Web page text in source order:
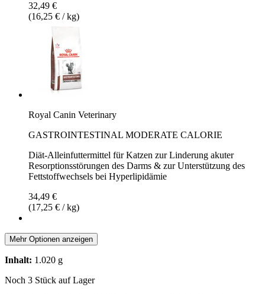
32,49 €
(16,25 € / kg)
Royal Canin Veterinary
GASTROINTESTINAL MODERATE CALORIE
Diät-Alleinfuttermittel für Katzen zur Linderung akuter
Resorptionsstörungen des Darms & zur Unterstützung des
Fettstoffwechsels bei Hyperlipidämie
34,49 €
(17,25 € / kg)
Mehr Optionen anzeigen
Inhalt: 1.020 g
Noch 3 Stück auf Lager